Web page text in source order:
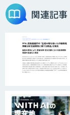
関連記事